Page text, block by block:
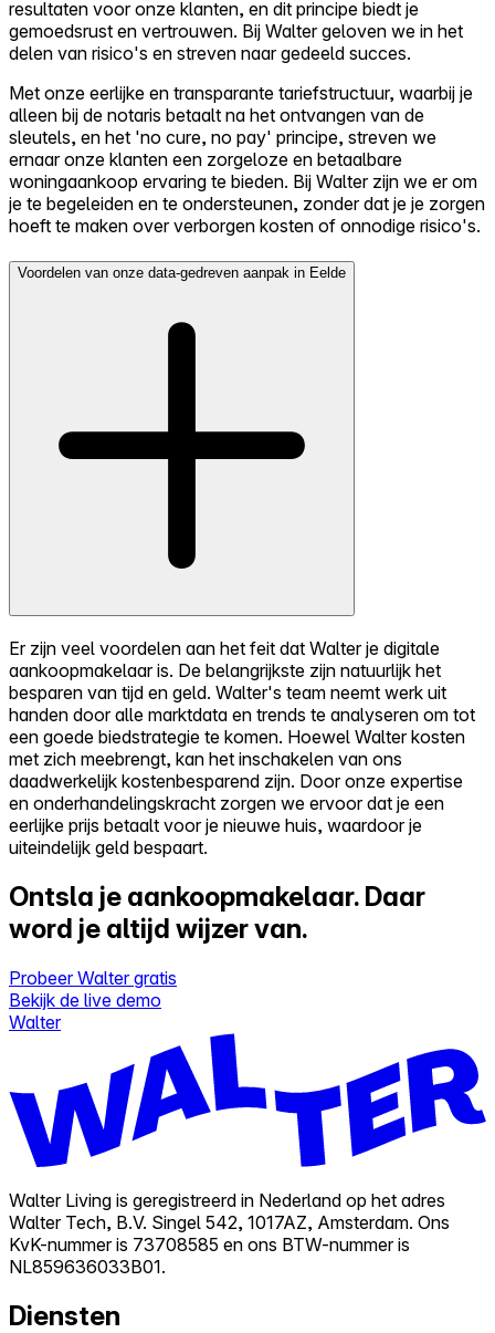
resultaten voor onze klanten, en dit principe biedt je
gemoedsrust en vertrouwen. Bij Walter geloven we in het
delen van risico's en streven naar gedeeld succes.
Met onze eerlijke en transparante tariefstructuur, waarbij je
alleen bij de notaris betaalt na het ontvangen van de
sleutels, en het 'no cure, no pay' principe, streven we
ernaar onze klanten een zorgeloze en betaalbare
woningaankoop ervaring te bieden. Bij Walter zijn we er om
je te begeleiden en te ondersteunen, zonder dat je je zorgen
hoeft te maken over verborgen kosten of onnodige risico's.
Voordelen van onze data-gedreven aanpak in Eelde
Er zijn veel voordelen aan het feit dat Walter je digitale
aankoopmakelaar is. De belangrijkste zijn natuurlijk het
besparen van tijd en geld. Walter's team neemt werk uit
handen door alle marktdata en trends te analyseren om tot
een goede biedstrategie te komen. Hoewel Walter kosten
met zich meebrengt, kan het inschakelen van ons
daadwerkelijk kostenbesparend zijn. Door onze expertise
en onderhandelingskracht zorgen we ervoor dat je een
eerlijke prijs betaalt voor je nieuwe huis, waardoor je
uiteindelijk geld bespaart.
Ontsla je aankoopmakelaar. Daar
word je altijd wijzer van.
Probeer Walter gratis
Bekijk de live demo
Walter
Walter Living is geregistreerd in Nederland op het adres
Walter Tech, B.V. Singel 542, 1017AZ, Amsterdam. Ons
KvK-nummer is 73708585 en ons BTW-nummer is
NL859636033B01.
Diensten